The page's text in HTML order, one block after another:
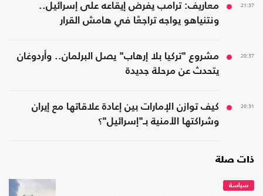
21:37
معاريف: ترامب يفرض إيقاعه على إسرائيل..
ونتنياهو يواجه تراجعًا في هامش القرار
20:37
مشروع "تركيا بلا إرهاب" يصل البرلمان.. وأردوغان
يتحدث عن مرحلة جديدة
20:31
كيف توازن الإمارات بين إعادة علاقاتها مع إيران
وشراكتها الأمنية بـ"إسرائيل"؟
ذات صلة
سياسة